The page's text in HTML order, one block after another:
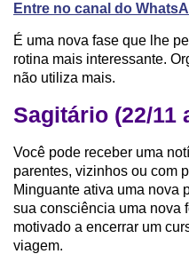
Entre no canal do
É uma nova fase que lhe
rotina mais interessante.
não utiliza mais.
Sagitário (22/11
Você pode receber uma
parentes, vizinhos ou com
Minguante ativa uma nova
sua consciência uma nova
motivado a encerrar um
viagem.